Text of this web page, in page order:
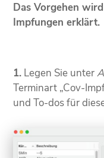
Das Vorgehen
Impfungen erklärt.
1. Legen Sie unter
Terminart „Cov-
und To-dos für